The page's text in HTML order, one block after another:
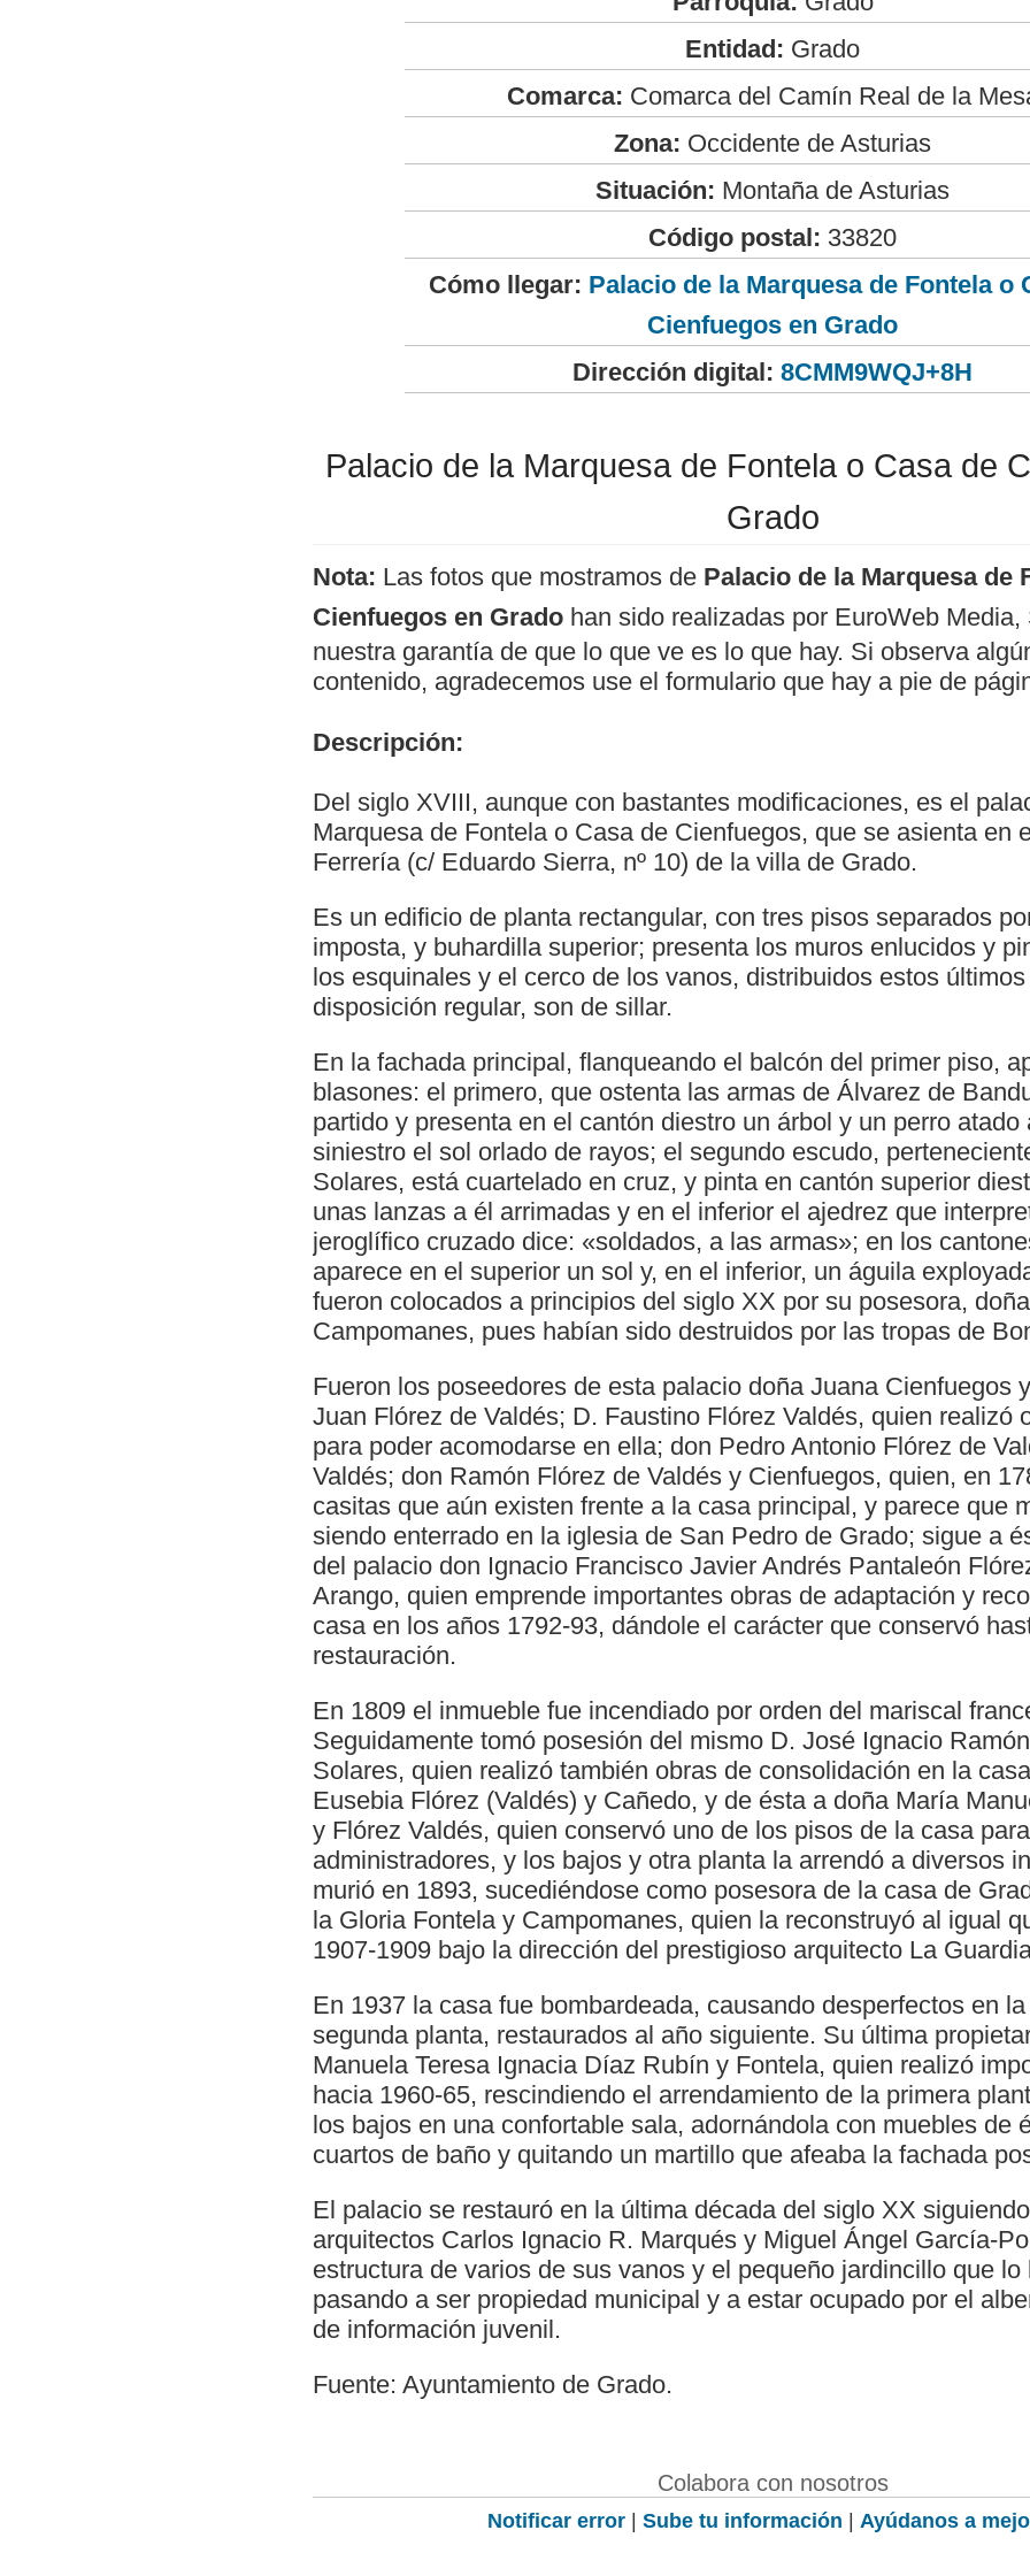
Entidad: Grado
Comarca: Comarca del Camín Real de la
Zona: Occidente de Asturias
Situación: Montaña de Asturias
Código postal: 33820
Cómo llegar: Palacio de la Marquesa de Fontela o
Cienfuegos en Grado
Dirección digital: 8CMM9WQJ+8H
Palacio de la Marquesa de Fontela o Casa de
Grado
Nota: Las fotos que mostramos de Palacio de la Marquesa de
Cienfuegos en Grado han sido realizadas por EuroWeb Media,
nuestra garantía de que lo que ve es lo que hay. Si observa
contenido, agradecemos use el formulario que hay a pie de
Descripción:
Del siglo XVIII, aunque con bastantes modificaciones, es el
Marquesa de Fontela o Casa de Cienfuegos, que se asienta en
Ferrería (c/ Eduardo Sierra, nº 10) de la villa de Grado.
Es un edificio de planta rectangular, con tres pisos separados
imposta, y buhardilla superior; presenta los muros enlucidos y
los esquinales y el cerco de los vanos, distribuidos estos
disposición regular, son de sillar.
En la fachada principal, flanqueando el balcón del primer piso,
blasones: el primero, que ostenta las armas de Álvarez de
partido y presenta en el cantón diestro un árbol y un perro atado
siniestro el sol orlado de rayos; el segundo escudo,
Solares, está cuartelado en cruz, y pinta en cantón superior
unas lanzas a él arrimadas y en el inferior el ajedrez que
jeroglífico cruzado dice: «soldados, a las armas»; en los
aparece en el superior un sol y, en el inferior, un águila
fueron colocados a principios del siglo XX por su posesora,
Campomanes, pues habían sido destruidos por las tropas de
Fueron los poseedores de esta palacio doña Juana Cienfuegos
Juan Flórez de Valdés; D. Faustino Flórez Valdés, quien realizó
para poder acomodarse en ella; don Pedro Antonio Flórez de
Valdés; don Ramón Flórez de Valdés y Cienfuegos, quien, en
casitas que aún existen frente a la casa principal, y parece que
siendo enterrado en la iglesia de San Pedro de Grado; sigue a
del palacio don Ignacio Francisco Javier Andrés Pantaleón
Arango, quien emprende importantes obras de adaptación y
casa en los años 1792-93, dándole el carácter que conservó
restauración.
En 1809 el inmueble fue incendiado por orden del mariscal
Seguidamente tomó posesión del mismo D. José Ignacio
Solares, quien realizó también obras de consolidación en la
Eusebia Flórez (Valdés) y Cañedo, y de ésta a doña María
y Flórez Valdés, quien conservó uno de los pisos de la casa
administradores, y los bajos y otra planta la arrendó a diversos
murió en 1893, sucediéndose como posesora de la casa de
la Gloria Fontela y Campomanes, quien la reconstruyó al igual
1907-1909 bajo la dirección del prestigioso arquitecto La
En 1937 la casa fue bombardeada, causando desperfectos en
segunda planta, restaurados al año siguiente. Su última
Manuela Teresa Ignacia Díaz Rubín y Fontela, quien realizó
hacia 1960-65, rescindiendo el arrendamiento de la primera
los bajos en una confortable sala, adornándola con muebles de
cuartos de baño y quitando un martillo que afeaba la fachada
El palacio se restauró en la última década del siglo XX
arquitectos Carlos Ignacio R. Marqués y Miguel Ángel García-
estructura de varios de sus vanos y el pequeño jardincillo que lo
pasando a ser propiedad municipal y a estar ocupado por el
de información juvenil.
Fuente: Ayuntamiento de Grado.
Colabora con nosotros
Notificar error | Sube tu información | Ayúdanos a